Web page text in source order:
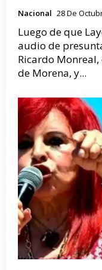
Nacional 28 De
Luego de que
audio de
Ricardo
de Morena, y...